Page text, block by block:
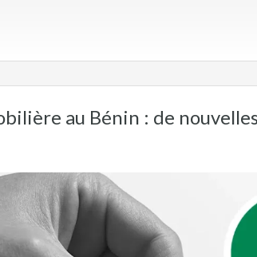
au Bénin : de